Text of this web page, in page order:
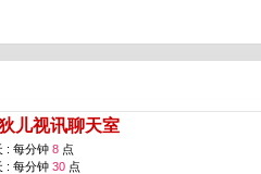
儿视讯聊天室
: 每分钟 8 点
: 每分钟 30 点